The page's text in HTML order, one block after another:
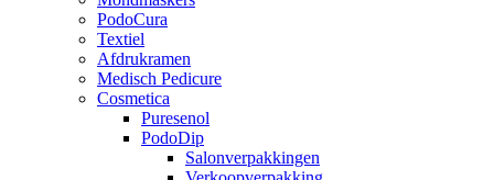
PodoCura
Textiel
Afdrukramen
Medisch Pedicure
Cosmetica
Puresenol
PodoDip
Salonverpakkingen